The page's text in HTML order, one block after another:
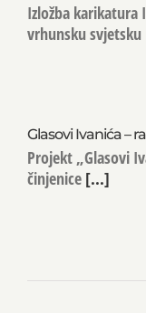
Izložba karikatura
vrhunsku
Glasovi Ivanića –
Projekt „Glasovi
činjenice [...]